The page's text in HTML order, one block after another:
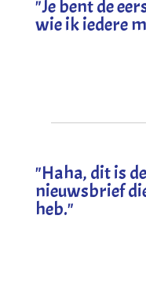
"Je bent de
wie ik iedere
"Haha, dit is
nieuwsbrief
heb."